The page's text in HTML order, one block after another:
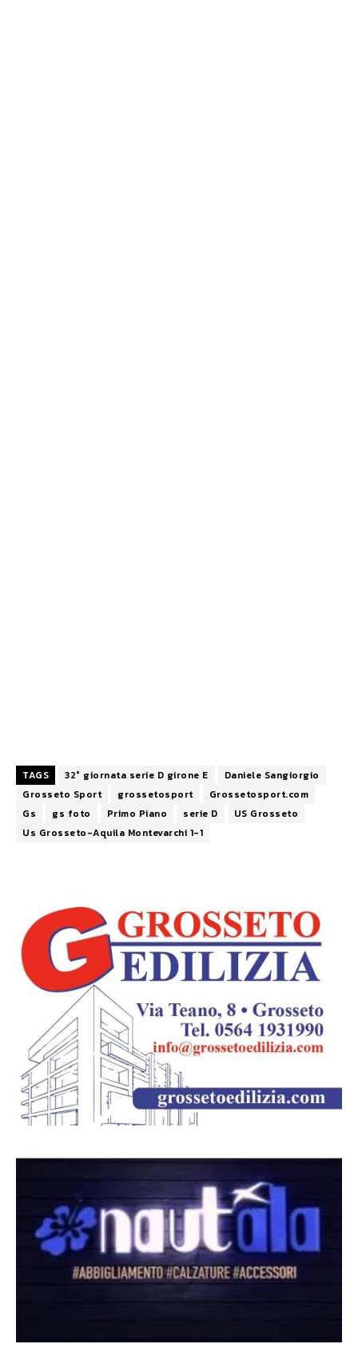
TAGS 32° giornata serie D girone E
Daniele Sangiorgio
Grosseto Sport
grossetosport
Grossetosport.com
Gs
gs foto Primo Piano serie D
US Grosseto
Us Grosseto-Aquila Montevarchi 1-1